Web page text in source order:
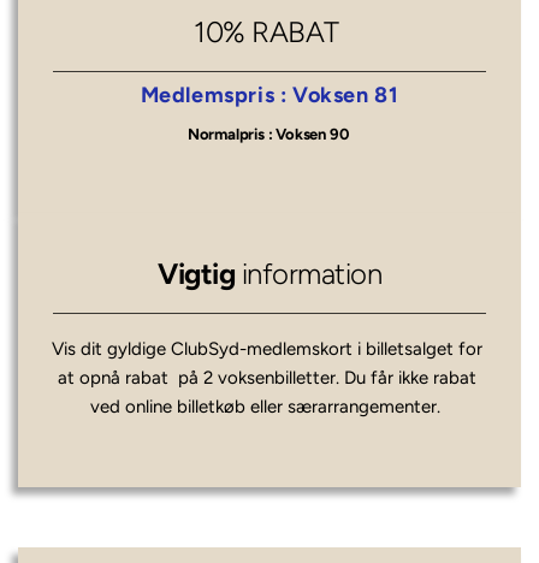
10% RABAT
Medlemspris : Voksen 81
Normalpris : Voksen 90
Vigtig information
Vis dit gyldige ClubSyd-medlemskort i billetsalget for
at opnå rabat  på 2 voksenbilletter. Du får ikke rabat
ved online billetkøb eller særarrangementer.